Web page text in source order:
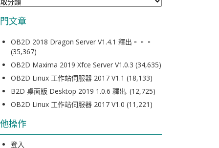
文章
OB2D 2018 Dragon Server V1.4.1 釋出。。。
(35,367)
OB2D Maxima 2019 Xfce Server V1.0.3 (34,635)
OB2D Linux 工作站伺服器 2017 V1.1 (18,133)
B2D 桌面版 Desktop 2019 1.0.6 釋出. (12,725)
OB2D Linux 工作站伺服器 2017 V1.0 (11,221)
操作
登入